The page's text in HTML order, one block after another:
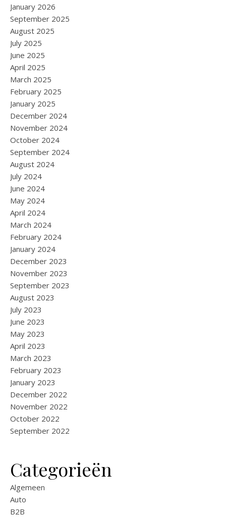
January 2026
September 2025
August 2025
July 2025
June 2025
April 2025
March 2025
February 2025
January 2025
December 2024
November 2024
October 2024
September 2024
August 2024
July 2024
June 2024
May 2024
April 2024
March 2024
February 2024
January 2024
December 2023
November 2023
September 2023
August 2023
July 2023
June 2023
May 2023
April 2023
March 2023
February 2023
January 2023
December 2022
November 2022
October 2022
September 2022
Categorieën
Algemeen
Auto
B2B